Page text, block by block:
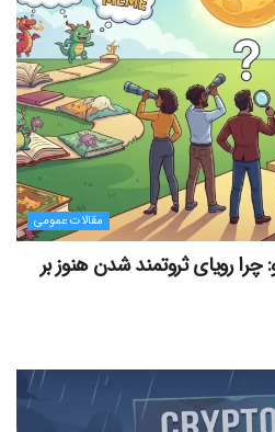
مقالات عمومی
کریپتو: چرا رویای ثروتمند شدن هنوز بر